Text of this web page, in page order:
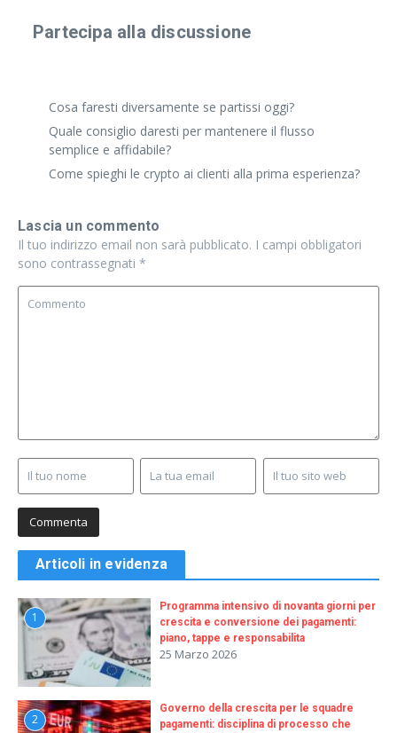
Partecipa alla discussione
Cosa faresti diversamente se partissi oggi?
Quale consiglio daresti per mantenere il flusso
semplice e affidabile?
Come spieghi le crypto ai clienti alla prima esperienza?
Lascia un commento
Il tuo indirizzo email non sarà pubblicato. I campi obbligatori
sono contrassegnati *
Articoli in evidenza
1
Programma intensivo di novanta giorni per
crescita e conversione dei pagamenti:
piano, tappe e responsabilita
25 Marzo 2026
2
Governo della crescita per le squadre
pagamenti: disciplina di processo che